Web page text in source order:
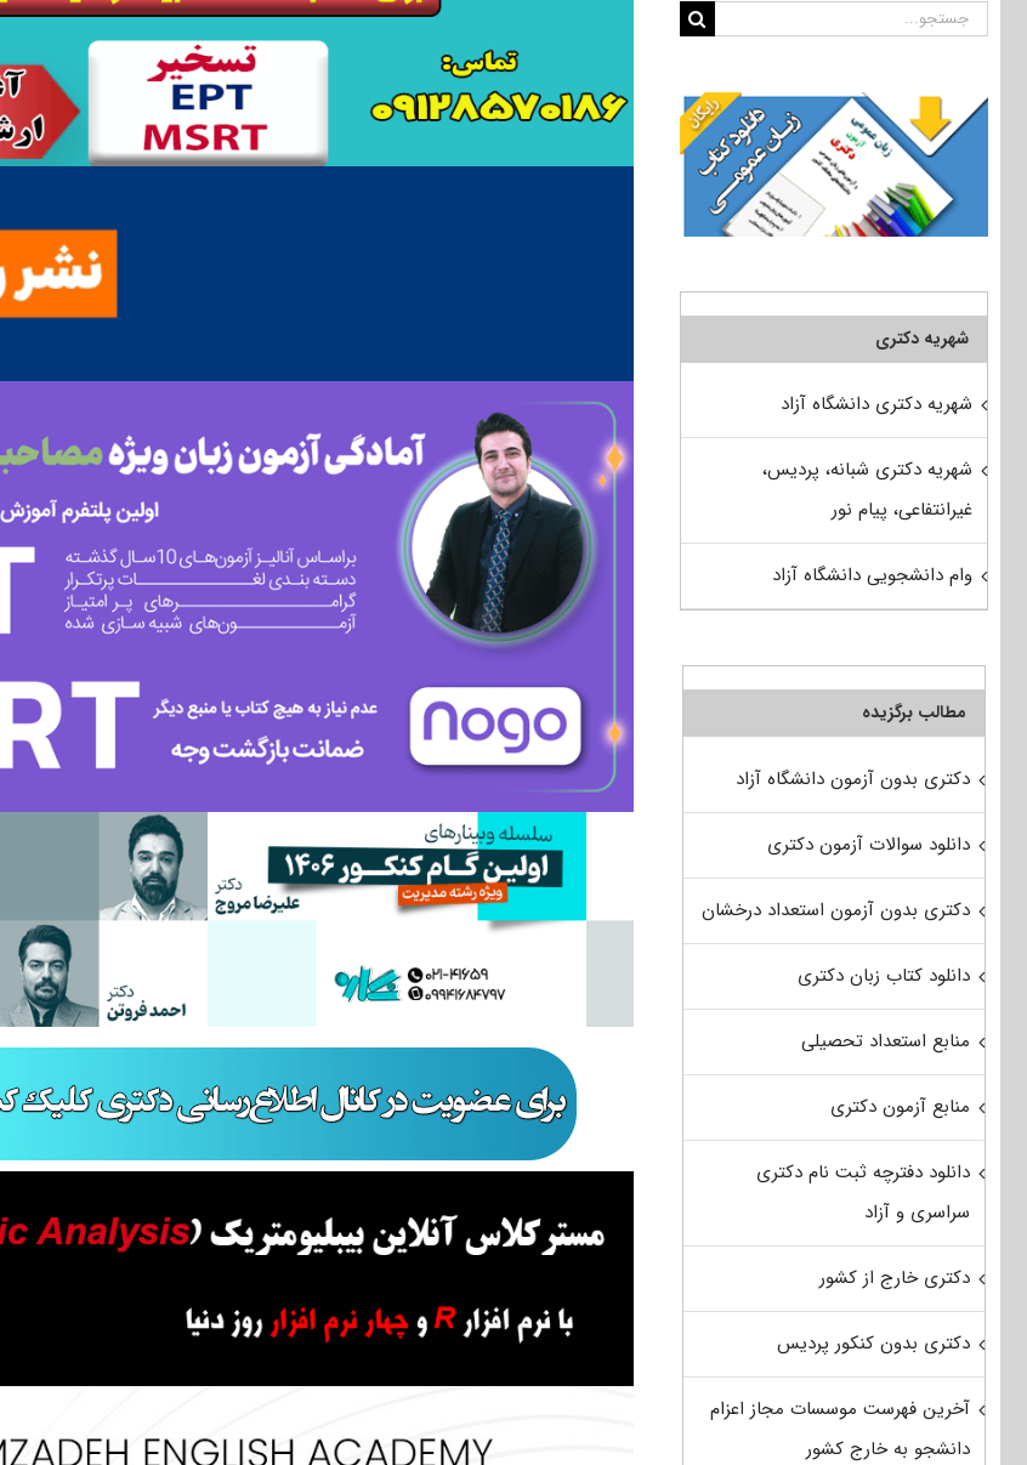
جستجو
شهریه دکتری
شهریه دکتری دانشگاه آزاد
شهریه دکتری شبانه، پردیس،
غیرانتفاعی، پیام نور
وام دانشجویی دانشگاه آزاد
مطالب برگزیده
دکتری بدون آزمون دانشگاه آزاد
دانلود سوالات آزمون دکتری
دکتری بدون آزمون استعداد درخشان
دانلود کتاب زبان دکتری
منابع استعداد تحصیلی
منابع آزمون دکتری
دانلود دفترچه ثبت نام دکتری
سراسری و آزاد
دکتری خارج از کشور
دکتری بدون کنکور پردیس
آخرین فهرست موسسات مجاز اعزام
دانشجو به خارج کشور